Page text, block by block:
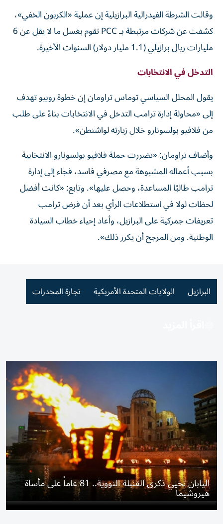
وقالت الشرطة الفيدرالية البرازيلية إن عملية «الكربون الخفي»،
كشفت عن شركات مرتبطة بـ PCC تقوم بغسل ما لا يقل عن 6
مليارات ريال برازيلي (1.1 مليار دولار) السنوات الأخيرة.
التدخل في الانتخابات
يقول المحلل السياسي توماس تراومان إن خطوة روبيو تهدف
إلى «محاولة إدارة ترامب التدخل في الانتخابات بناءً على طلب
من فلافيو بولسونارو خلال زيارته لواشنطن».
وأضاف تراومان: «تضررت حملة فلافيو بولسونارو الانتخابية
بسبب أعماله المشبوهة مع مصرفي فاسد، فجاء إلى إدارة
ترامب طالبًا المساعدة، وحصل عليها». وتابع: «كانت أفضل
لحظات لولا في استطلاعات الرأي بعد أن فرض ترامب
تعريفات جمركية على البرازيل، وأعاد إحياء خطاب السيادة
الوطنية. ومن المرجح أن يكرر ذلك».
البرازيل الولايات المتحدة الأمريكية تجارة المخدرات
اليابان تحيي ذكرى القنبلة النووية.. 81 عاماً على مأساة
هيروشيما